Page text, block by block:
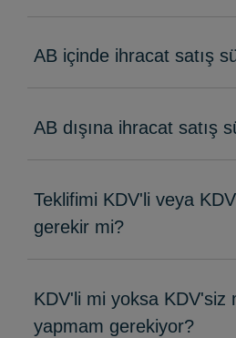
AB içinde ihracat satış
AB dışına ihracat satış
Teklifimi KDV'li veya
gerekir mi?
KDV'li mi yoksa KDV'siz
yapmam gerekiyor?